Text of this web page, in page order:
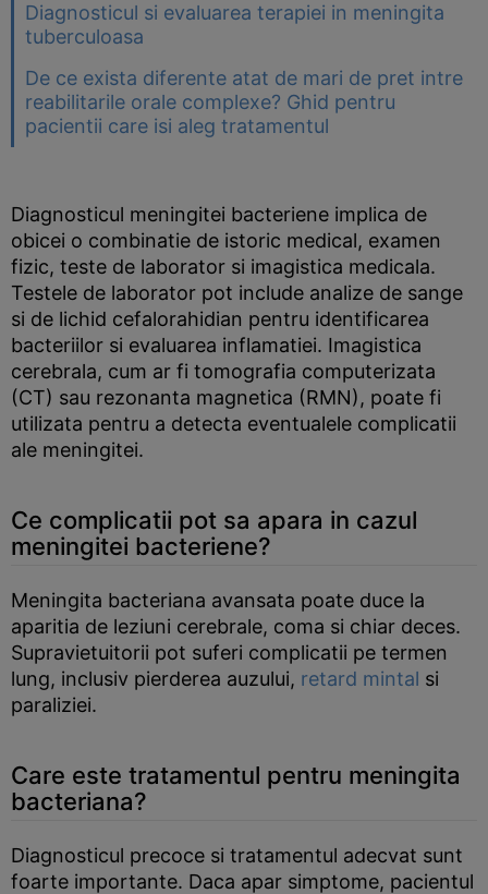
Diagnosticul si evaluarea terapiei in meningita
tuberculoasa
De ce exista diferente atat de mari de pret intre
reabilitarile orale complexe? Ghid pentru
pacientii care isi aleg tratamentul
Diagnosticul meningitei bacteriene implica de
obicei o combinatie de istoric medical, examen
fizic, teste de laborator si imagistica medicala.
Testele de laborator pot include analize de sange
si de lichid cefalorahidian pentru identificarea
bacteriilor si evaluarea inflamatiei. Imagistica
cerebrala, cum ar fi tomografia computerizata
(CT) sau rezonanta magnetica (RMN), poate fi
utilizata pentru a detecta eventualele complicatii
ale meningitei.
Ce complicatii pot sa apara in cazul
meningitei bacteriene?
Meningita bacteriana avansata poate duce la
aparitia de leziuni cerebrale, coma si chiar deces.
Supravietuitorii pot suferi complicatii pe termen
lung, inclusiv pierderea auzului, retard mintal si
paraliziei.
Care este tratamentul pentru meningita
bacteriana?
Diagnosticul precoce si tratamentul adecvat sunt
foarte importante. Daca apar simptome, pacientul